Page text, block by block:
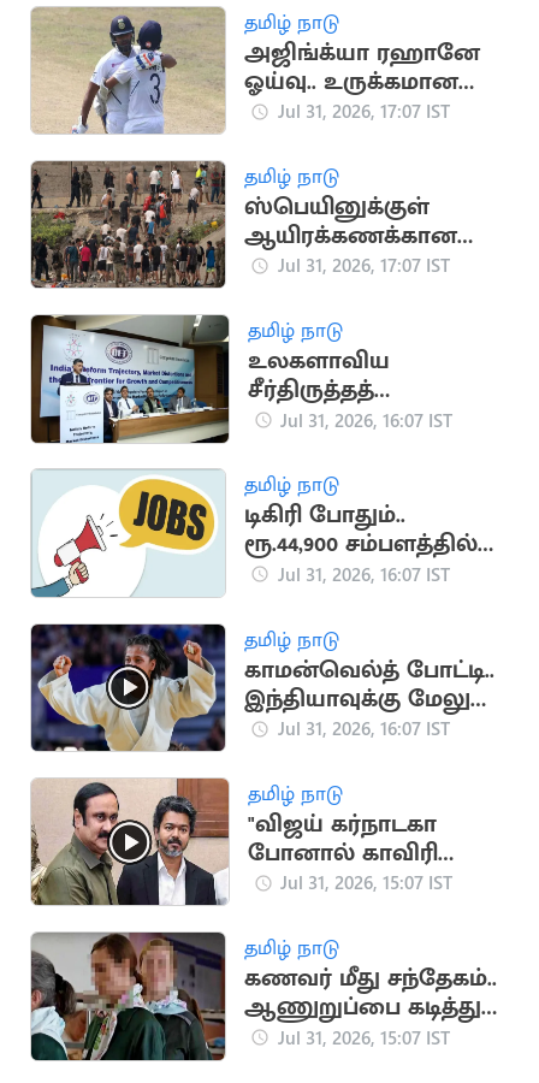
தமிழ் நாடு
அஜிங்க்யா ரஹானே
ஓய்வு.. உருக்கமான
பதிவை வெளியிட்ட
Jul 31, 2026, 17:07 IST
தமிழ் நாடு
ஸ்பெயினுக்குள்
ஆயிரக்கணக்கான
அகதிகள்
பரபரப்பு.. நெரிசலில்
சிக்கி 9 பேர் பலி
Jul 31, 2026, 17:07 IST
தமிழ் நாடு
உலகளாவிய
சீர்திருத்தத்
தரவரிசையில் இந்தியா
முன்னேற்றம்
Jul 31, 2026, 16:07 IST
தமிழ் நாடு
டிகிரி போதும்..
ரூ.44,900 சம்பளத்தில்
மத்திய அரசு வேலை
Jul 31, 2026, 16:07 IST
தமிழ் நாடு
காமன்வெல்த் போட்டி..
இந்தியாவுக்கு மேலும்
ஒரு தங்கம்
Jul 31, 2026, 16:07 IST
தமிழ் நாடு
"விஜய் கர்நாடகா
போனால் காவிரி
வந்துவிடாது" -
Jul 31, 2026, 15:07 IST
தமிழ் நாடு
கணவர் மீது சந்தேகம்..
ஆணுறுப்பை கடித்து
துப்பிய மனைவி
Jul 31, 2026, 15:07 IST